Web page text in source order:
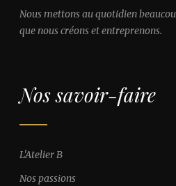
Nous mettons au quotidien
que nous créons et entreprenons.
Nos savoir-faire
L'Atelier B
Nos passions